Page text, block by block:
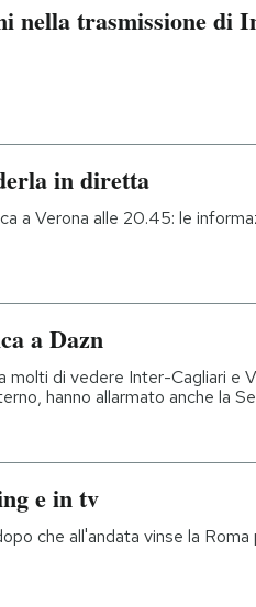
nella trasmissione di
in diretta
a Verona alle 20.45: le
a Dazn
molti di vedere Inter-Cagliari e
hanno allarmato anche la
e in tv
che all'andata vinse la Roma